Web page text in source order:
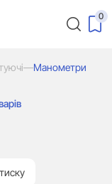
0
—Манометри